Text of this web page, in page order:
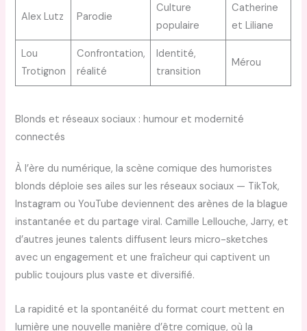
Alex Lutz Parodie
Culture
populaire
Catherine
et Liliane
Lou
Trotignon
Confrontation,
réalité
Identité,
transition
Mérou
Blonds et réseaux sociaux : humour et modernité
connectés
À l’ère du numérique, la scène comique des humoristes
blonds déploie ses ailes sur les réseaux sociaux — TikTok,
Instagram ou YouTube deviennent des arènes de la blague
instantanée et du partage viral. Camille Lellouche, Jarry, et
d’autres jeunes talents diffusent leurs micro-sketches
avec un engagement et une fraîcheur qui captivent un
public toujours plus vaste et diversifié.
La rapidité et la spontanéité du format court mettent en
lumière une nouvelle manière d’être comique, où la